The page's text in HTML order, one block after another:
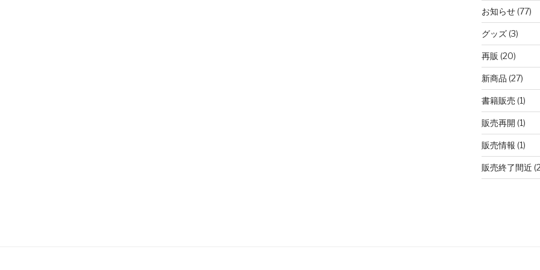
お知らせ(77)
グッズ(3)
再販 (20)
新商品 (27)
書籍販売 (1)
販売再開 (1)
販売情報 (1)
販売終了間近